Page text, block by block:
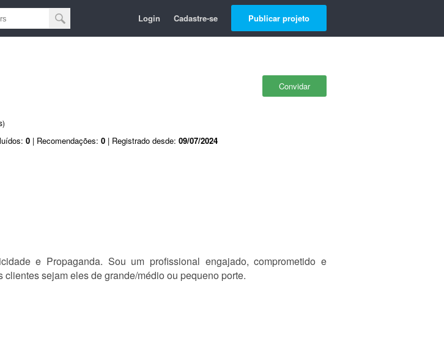
Login Cadastre-se Publicar projeto
Convidar
0 | Recomendações: 0 | Registrado desde: 09/07/2024
e Propaganda. Sou um profissional engajado, comprometido e
sejam eles de grande/médio ou pequeno porte.